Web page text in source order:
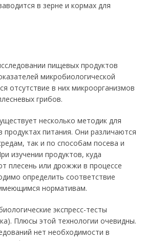
в зерне и кормах для
пищевых продуктов
микробиологической
отсутствие в них микроорганизмов
грибов.
несколько методик для
продуктах питания. Они различаются
так и по способам посева и
изучении продуктов, куда
плесень или дрожжи в процессе
определить соответствие
нормативам.
экспресс-тесты
Плюсы этой технологии очевидны.
нет необходимости в